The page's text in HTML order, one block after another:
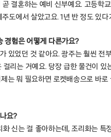
결혼하는 예비 신부예요. 고등학
도에서 살았고요. 1년 반 정도 있
경험은 어떻게 다른가요?
있었던 것 같아요. 광주는 훨씬 전
리는 거예요. 당장 급한 물건이 있
는 뭐 필요하면 로켓배송으로 바
요?
신는 걸 좋아하는데, 조리화는 특